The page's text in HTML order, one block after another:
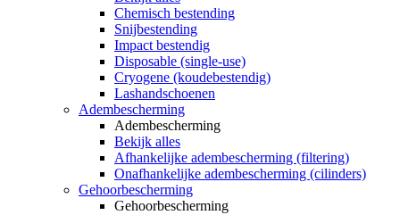
Chemisch bestending
Snijbestending
Impact bestendig
Disposable (single-use)
Cryogene (koudebestendig)
Lashandschoenen
Adembescherming
Adembescherming
Bekijk alles
Afhankelijke adembescherming (filtering)
Onafhankelijke adembescherming (cilinders)
Gehoorbescherming
Gehoorbescherming